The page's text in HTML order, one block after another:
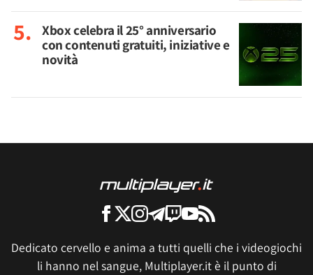
Xbox celebra il 25° anniversario
con contenuti gratuiti, iniziative e
novità
Dedicato cervello e anima a tutti quelli che i videogiochi
li hanno nel sangue, Multiplayer.it è il punto di